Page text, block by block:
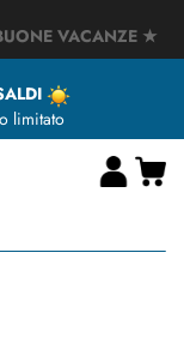
VACANZE ★
limitato